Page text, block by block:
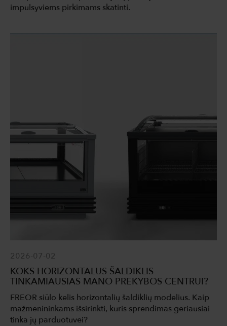
impulsyviems pirkimams skatinti.
2026-07-02
KOKS HORIZONTALUS ŠALDIKLIS
TINKAMIAUSIAS MANO PREKYBOS CENTRUI?
FREOR siūlo kelis horizontalių šaldiklių modelius. Kaip
mažmenininkams išsirinkti, kuris sprendimas geriausiai
tinka jų parduotuvei?